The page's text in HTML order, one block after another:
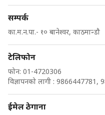
सम्पर्क
का.म.न.पा.- १० बानेश्वर, काठमान्डौ
टेलिफोन
फोन: 01-4720306
विज्ञापनको लागी :
ईमेल ठेगाना